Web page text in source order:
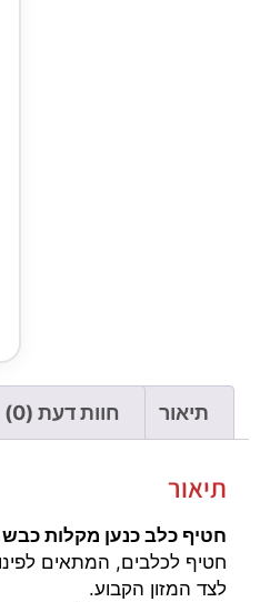
תיאור חוות דעת (0)
תיאור
חטיף כלב כנען מקלות כבש
חטיף לכלבים, המתאים
לצד המזון הקבוע.